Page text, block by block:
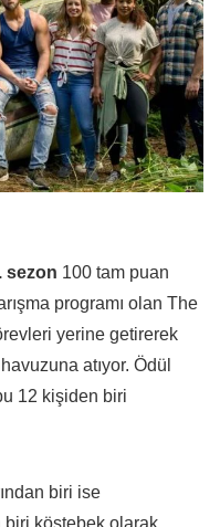
sezon 100 tam puan
programı olan The
yerine getirerek
atıyor. Ödül
12 kişiden biri
biri ise